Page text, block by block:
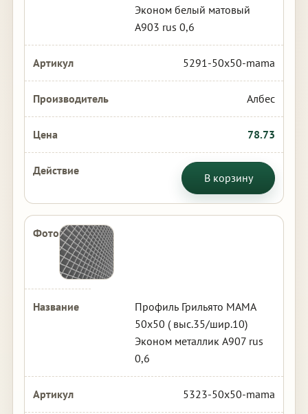
Эконом белый матовый
А903 rus 0,6
5291-50x50-mama
Албес
78.73
В корзину
Профиль Грильято МАМА
50х50 ( выс.35/шир.10)
Эконом металлик А907 rus
0,6
5323-50x50-mama